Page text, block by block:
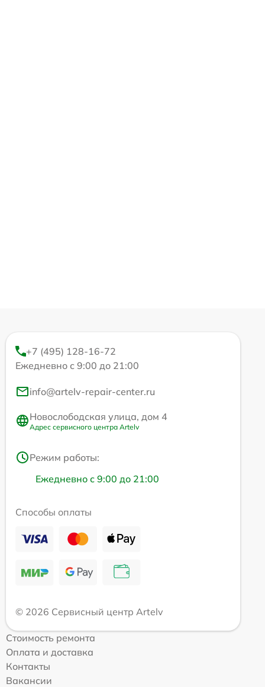
+7 (495) 128-16-72
Ежедневно с 9:00 до 21:00
info@artelv-repair-center.ru
Новослободская улица, дом 4
Адрес сервисного центра Artelv
Режим работы:
Ежедневно с 9:00 до 21:00
Способы оплаты
© 2026 Сервисный центр Artelv
Стоимость ремонта
Оплата и доставка
Контакты
Вакансии